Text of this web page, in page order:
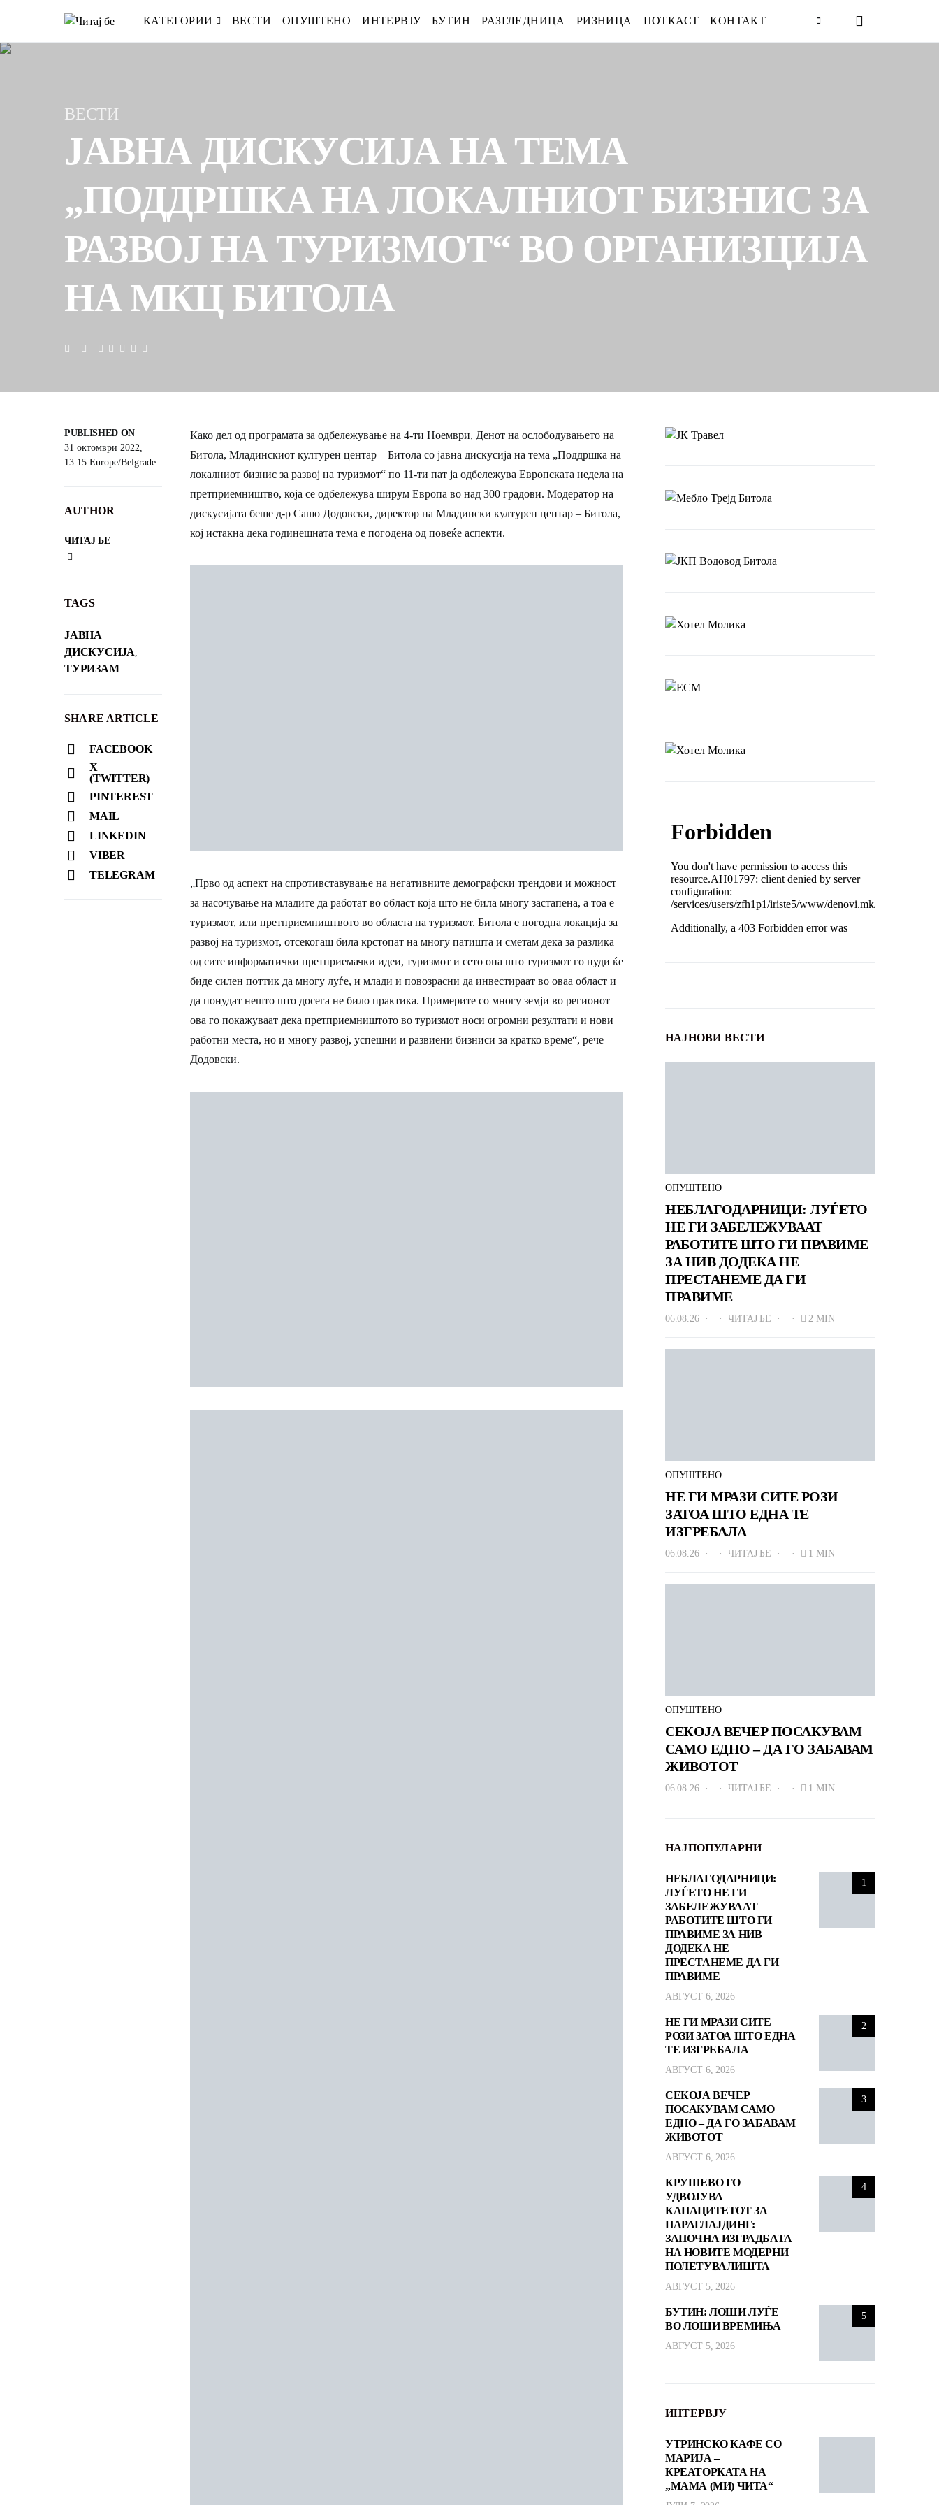
КАТЕГОРИИ ВЕСТИ ОПУШТЕНО ИНТЕРВЈУ БУТИН РАЗГЛЕДНИЦА РИЗНИЦА ПОТКАСТ КОНТАКТ
ВЕСТИ
ЈАВНА ДИСКУСИЈА НА ТЕМА
„ПОДДРШКА НА ЛОКАЛНИОТ БИЗНИС ЗА
РАЗВОЈ НА ТУРИЗМОТ“ ВО ОРГАНИЗЦИЈА
НА МКЦ БИТОЛА
PUBLISHED ON
31 октомври 2022,
13:15 Europe/Belgrade
AUTHOR
ЧИТАЈ БЕ
TAGS
ЈАВНА
ДИСКУСИЈА,
ТУРИЗАМ
SHARE ARTICLE
FACEBOOK
X
(TWITTER)
PINTEREST
MAIL
LINKEDIN
VIBER
TELEGRAM
Како дел од програмата за одбележување на 4-ти Ноември, Денот на ослободувањето на
Битола, Младинскиот културен центар – Битола со јавна дискусија на тема „Поддршка на
локалниот бизнис за развој на туризмот“ по 11-ти пат ја одбележува Европската недела на
претприемништво, која се одбележува ширум Европа во над 300 градови. Модератор на
дискусијата беше д-р Сашо Додовски, директор на Младински културен центар – Битола,
кој истакна дека годинешната тема е погодена од повеќе аспекти.
„Прво од аспект на спротивставување на негативните демографски трендови и можност
за насочување на младите да работат во област која што не била многу застапена, а тоа е
туризмот, или претприемништвото во областа на туризмот. Битола е погодна локација за
развој на туризмот, отсекогаш била крстопат на многу патишта и сметам дека за разлика
од сите информатички претприемачки идеи, туризмот и сето она што туризмот го нуди ќе
биде силен поттик да многу луѓе, и млади и повозрасни да инвестираат во оваа област и
да понудат нешто што досега не било практика. Примерите со многу земји во регионот
ова го покажуваат дека претприемништото во туризмот носи огромни резултати и нови
работни места, но и многу развој, успешни и развиени бизниси за кратко време“, рече
Додовски.
НАЈНОВИ ВЕСТИ
ОПУШТЕНО
НЕБЛАГОДАРНИЦИ: ЛУЃЕТО
НЕ ГИ ЗАБЕЛЕЖУВААТ
РАБОТИТЕ ШТО ГИ ПРАВИМЕ
ЗА НИВ ДОДЕКА НЕ
ПРЕСТАНЕМЕ ДА ГИ
ПРАВИМЕ
06.08.26 ЧИТАЈ БЕ 2 MIN
ОПУШТЕНО
НЕ ГИ МРАЗИ СИТЕ РОЗИ
ЗАТОА ШТО ЕДНА ТЕ
ИЗГРЕБАЛА
06.08.26 ЧИТАЈ БЕ 1 MIN
ОПУШТЕНО
СЕКОЈА ВЕЧЕР ПОСАКУВАМ
САМО ЕДНО – ДА ГО ЗАБАВАМ
ЖИВОТОТ
06.08.26 ЧИТАЈ БЕ 1 MIN
НАЈПОПУЛАРНИ
1
НЕБЛАГОДАРНИЦИ:
ЛУЃЕТО НЕ ГИ
ЗАБЕЛЕЖУВААТ
РАБОТИТЕ ШТО ГИ
ПРАВИМЕ ЗА НИВ
ДОДЕКА НЕ
ПРЕСТАНЕМЕ ДА ГИ
ПРАВИМЕ
АВГУСТ 6, 2026
2
НЕ ГИ МРАЗИ СИТЕ
РОЗИ ЗАТОА ШТО ЕДНА
ТЕ ИЗГРЕБАЛА
АВГУСТ 6, 2026
3
СЕКОЈА ВЕЧЕР
ПОСАКУВАМ САМО
ЕДНО – ДА ГО ЗАБАВАМ
ЖИВОТОТ
АВГУСТ 6, 2026
4
КРУШЕВО ГО
УДВОЈУВА
КАПАЦИТЕТОТ ЗА
ПАРАГЛАЈДИНГ:
ЗАПОЧНА ИЗГРАДБАТА
НА НОВИТЕ МОДЕРНИ
ПОЛЕТУВАЛИШТА
АВГУСТ 5, 2026
5
БУТИН: ЛОШИ ЛУЃЕ
ВО ЛОШИ ВРЕМИЊА
АВГУСТ 5, 2026
ИНТЕРВЈУ
УТРИНСКО КАФЕ СО
МАРИЈА –
КРЕАТОРКАТА НА
„МАМА (МИ) ЧИТА“